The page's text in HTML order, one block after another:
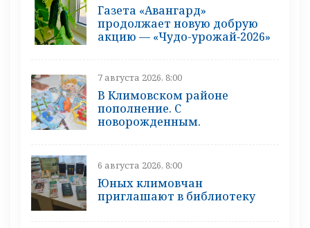
Газета «Авангард»
продолжает новую добрую
акцию — «Чудо-урожай‑2026»
7 августа 2026, 8:00
В Климовском районе
пополнение. С
новорожденным.
6 августа 2026, 8:00
Юных климовчан
приглашают в библиотеку